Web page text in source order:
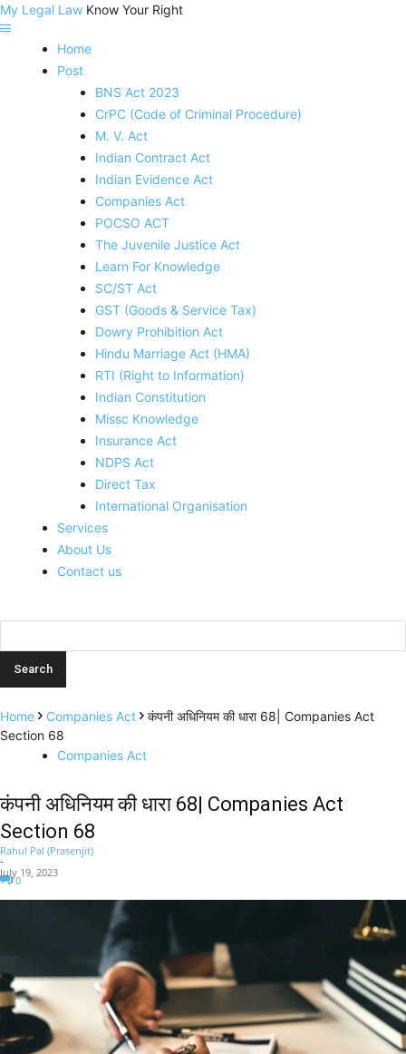
My Legal Law Know Your Right
Home
Post
BNS Act 2023
CrPC (Code of Criminal Procedure)
M. V. Act
Indian Contract Act
Indian Evidence Act
Companies Act
POCSO ACT
The Juvenile Justice Act
Learn For Knowledge
SC/ST Act
GST (Goods & Service Tax)
Dowry Prohibition Act
Hindu Marriage Act (HMA)
RTI (Right to Information)
Indian Constitution
Missc Knowledge
Insurance Act
NDPS Act
Direct Tax
International Organisation
Services
About Us
Contact us
Home Companies Act
कंपनी अधिनियम की धारा 68| Companies Act
Section 68
Companies Act
कंपनी अधिनियम की धारा 68| Companies Act
Section 68
Rahul Pal (Prasenjit)
-
July 19, 2023
0